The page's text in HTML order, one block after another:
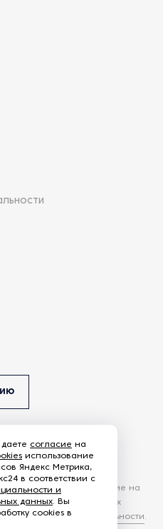
сайт, вы даете согласие на
других пользовательских
конфиденциальности.
согласие на
использование
Яндекс Метрика,
в соответствии с
и
данных. Вы
cookies в